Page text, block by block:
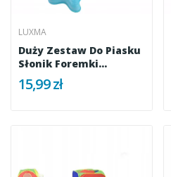
LUXMA
Duży Zestaw Do Piasku
Słonik Foremki
Konewka 273
15,99 zł